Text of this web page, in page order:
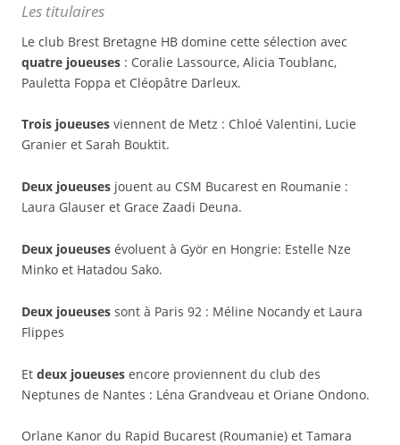
Les titulaires
Le club Brest Bretagne HB domine cette sélection avec
quatre joueuses : Coralie Lassource, Alicia Toublanc,
Pauletta Foppa et Cléopâtre Darleux.
Trois joueuses viennent de Metz : Chloé Valentini, Lucie
Granier et Sarah Bouktit.
Deux joueuses jouent au CSM Bucarest en Roumanie :
Laura Glauser et Grace Zaadi Deuna.
Deux joueuses évoluent à Györ en Hongrie: Estelle Nze
Minko et Hatadou Sako.
Deux joueuses sont à Paris 92 : Méline Nocandy et Laura
Flippes
Etdeux joueuses encore proviennent du club des
Neptunes de Nantes : Léna Grandveau et Oriane Ondono.
Orlane Kanor du Rapid Bucarest (Roumanie) et Tamara